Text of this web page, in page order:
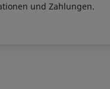
und Zahlungen.